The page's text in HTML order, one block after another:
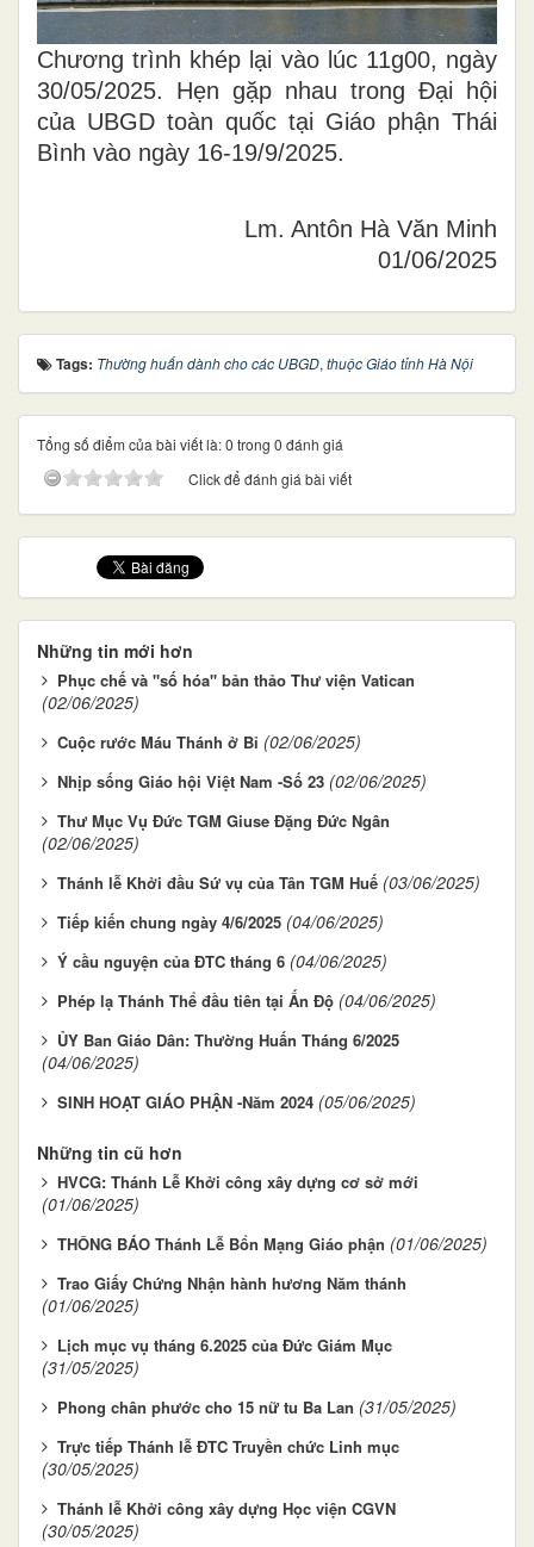
Chương trình khép lại vào lúc 11g00, ngày
30/05/2025. Hẹn gặp nhau trong Đại hội
của UBGD toàn quốc tại Giáo phận Thái
Bình vào ngày 16-19/9/2025.
Lm. Antôn Hà Văn Minh
01/06/2025
Tags: Thường huấn dành cho các UBGD, thuộc Giáo tỉnh Hà Nội
Tổng số điểm của bài viết là: 0 trong 0 đánh giá
Click để đánh giá bài viết
Những tin mới hơn
Phục chế và "số hóa" bản thảo Thư viện Vatican
(02/06/2025)
Cuộc rước Máu Thánh ở Bỉ (02/06/2025)
Nhịp sống Giáo hội Việt Nam -Số 23 (02/06/2025)
Thư Mục Vụ Đức TGM Giuse Đặng Đức Ngân
(02/06/2025)
Thánh lễ Khởi đầu Sứ vụ của Tân TGM Huế (03/06/2025)
Tiếp kiến chung ngày 4/6/2025 (04/06/2025)
Ý cầu nguyện của ĐTC tháng 6 (04/06/2025)
Phép lạ Thánh Thể đầu tiên tại Ấn Độ (04/06/2025)
ỦY Ban Giáo Dân: Thường Huấn Tháng 6/2025
(04/06/2025)
SINH HOẠT GIÁO PHẬN -Năm 2024 (05/06/2025)
Những tin cũ hơn
HVCG: Thánh Lễ Khởi công xây dựng cơ sở mới
(01/06/2025)
THÔNG BÁO Thánh Lễ Bổn Mạng Giáo phận (01/06/2025)
Trao Giấy Chứng Nhận hành hương Năm thánh
(01/06/2025)
Lịch mục vụ tháng 6.2025 của Đức Giám Mục
(31/05/2025)
Phong chân phước cho 15 nữ tu Ba Lan (31/05/2025)
Trực tiếp Thánh lễ ĐTC Truyền chức Linh mục
(30/05/2025)
Thánh lễ Khởi công xây dựng Học viện CGVN
(30/05/2025)